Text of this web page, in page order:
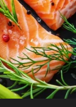
Latte da
latte di mucche
alla vaniglia
alimentati a erba